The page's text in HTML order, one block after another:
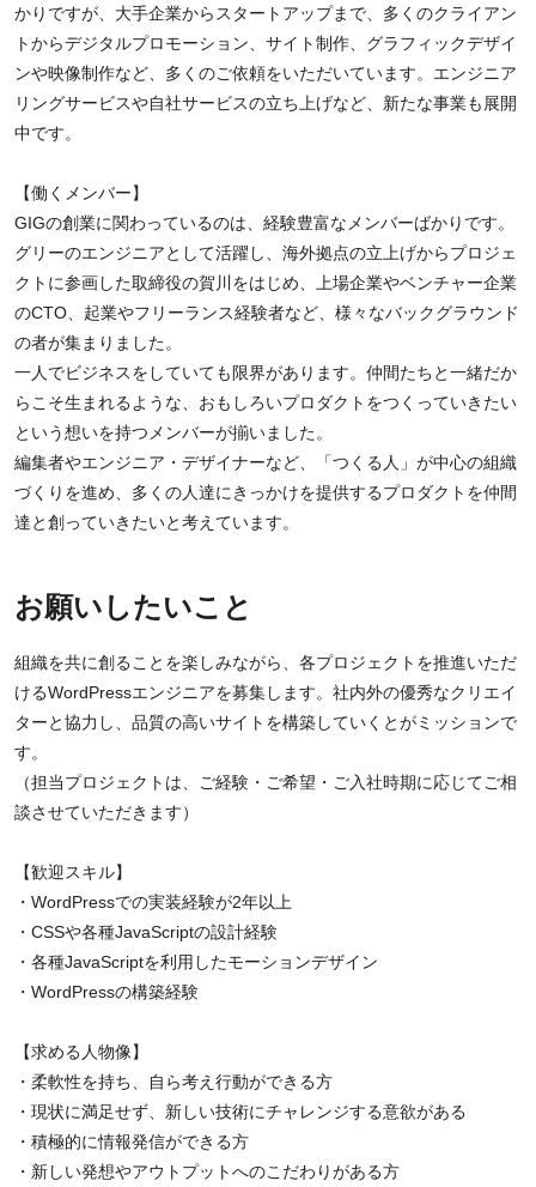
かりですが、大手企業からスタートアップまで、多くのクライアン
トからデジタルプロモーション、サイト制作、グラフィックデザイ
ンや映像制作など、多くのご依頼をいただいています。エンジニア
リングサービスや自社サービスの立ち上げなど、新たな事業も展開
中です。
【働くメンバー】
GIGの創業に関わっているのは、経験豊富なメンバーばかりです。
グリーのエンジニアとして活躍し、海外拠点の立上げからプロジェ
クトに参画した取締役の賀川をはじめ、上場企業やベンチャー企業
のCTO、起業やフリーランス経験者など、様々なバックグラウンド
の者が集まりました。
一人でビジネスをしていても限界があります。仲間たちと一緒だか
らこそ生まれるような、おもしろいプロダクトをつくっていきたい
という想いを持つメンバーが揃いました。
編集者やエンジニア・デザイナーなど、「つくる人」が中心の組織
づくりを進め、多くの人達にきっかけを提供するプロダクトを仲間
達と創っていきたいと考えています。
お願いしたいこと
組織を共に創ることを楽しみながら、各プロジェクトを推進いただ
けるWordPressエンジニアを募集します。社内外の優秀なクリエイ
ターと協力し、品質の高いサイトを構築していくとがミッションで
す。
（担当プロジェクトは、ご経験・ご希望・ご入社時期に応じてご相
談させていただきます）
【歓迎スキル】
・WordPressでの実装経験が2年以上
・CSSや各種JavaScriptの設計経験
・各種JavaScriptを利用したモーションデザイン
・WordPressの構築経験
【求める人物像】
・柔軟性を持ち、自ら考え行動ができる方
・現状に満足せず、新しい技術にチャレンジする意欲がある
・積極的に情報発信ができる方
・新しい発想やアウトプットへのこだわりがある方